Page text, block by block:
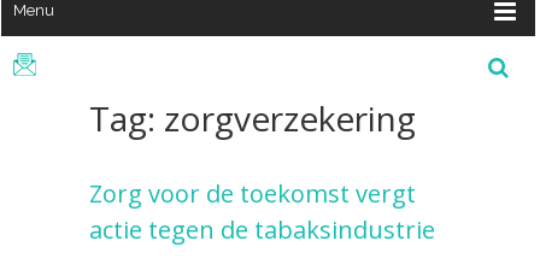
Menu
Tag: zorgverzekering
Zorg voor de toekomst vergt
actie tegen de tabaksindustrie